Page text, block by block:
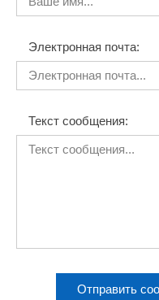
Электронная почта:
Текст сообщения:
Отправить